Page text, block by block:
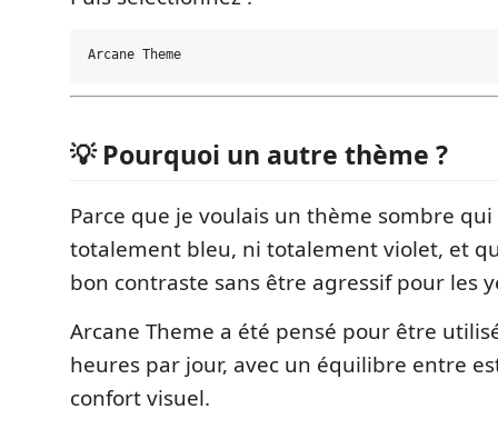
💡 Pourquoi un autre thème ?
Parce que je voulais un thème sombre
totalement bleu, ni totalement violet, et
bon contraste sans être agressif pour les
Arcane Theme a été pensé pour être
heures par jour, avec un équilibre entre
confort visuel.